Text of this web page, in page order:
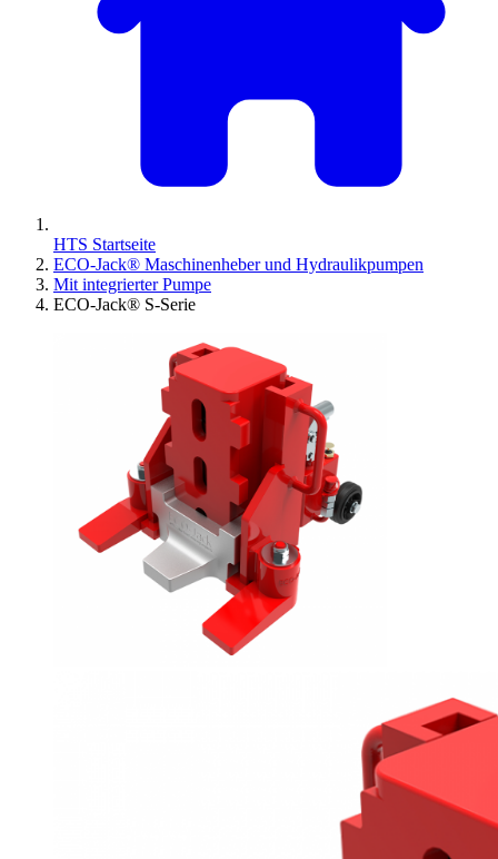
HTS Startseite
ECO-Jack® Maschinenheber und Hydraulikpumpen
Mit integrierter Pumpe
ECO-Jack® S-Serie